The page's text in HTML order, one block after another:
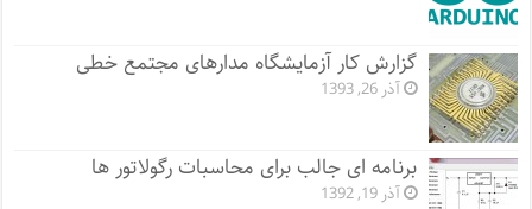
گزارش کار آزمایشگاه مدارهای مجتمع خطی
آذر 26, 1393
برنامه ای جالب برای محاسبات رگولاتور ها
آذر 19, 1392